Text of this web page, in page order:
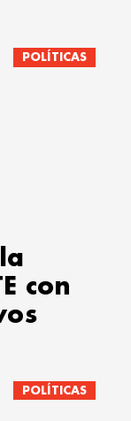
POLÍTICAS
con
POLÍTICAS